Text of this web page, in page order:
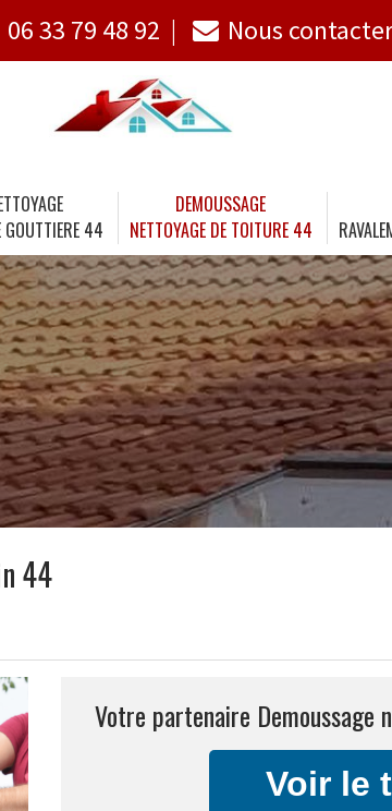
06 33 79 48 92 Nous contacter
GOUTTIERE 44
DEMOUSSAGE
NETTOYAGE DE TOITURE 44
44
Votre partenaire